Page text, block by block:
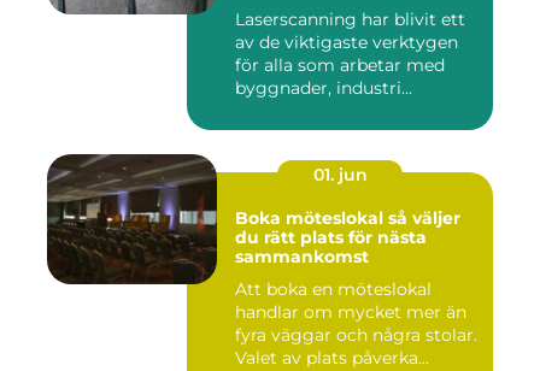
Laserscanning har blivit ett
av de viktigaste verktygen
för alla som arbetar med
byggnader, industri...
01. jun
Boka möteslokal så väljer
du rätt plats för nästa
sammankomst
Att boka en möteslokal
handlar om mycket mer än
fyra väggar och några stolar.
Valet av plats påverka...